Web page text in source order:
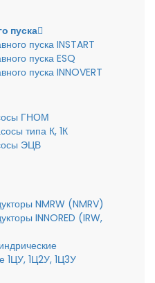
пуска
пуска INSTART
пуска ESQ
пуска INNOVERT
ГНОМ
типа К, 1К
ЭЦВ
NMRW (NMRV)
INNORED (IRW,
1ЦУ, 1Ц2У, 1Ц3У